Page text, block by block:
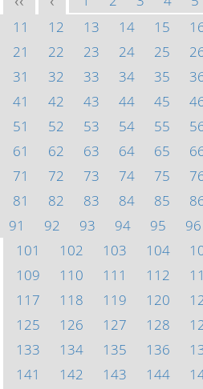
11
12 13 14 15
21
22 23 24 25
31
32 33 34 35
41
42 43 44 45
51
52 53 54 55
61
62 63 64 65
71
72 73 74 75
81
82 83 84 85
91
92 93 94 95 96
101
102 103 104
109
110 111 112
117
118 119 120
125
126 127 128
133
134 135 136
141
142 143 144